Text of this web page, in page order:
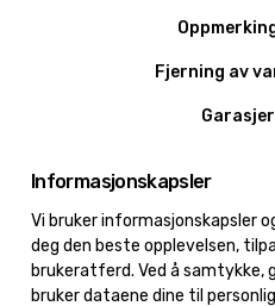
Informasjonskapsler
Vi bruker informasjonskapsler
deg den beste opplevelsen,
brukeratferd. Ved å samtykke,
bruker dataene dine til
Fjerning av